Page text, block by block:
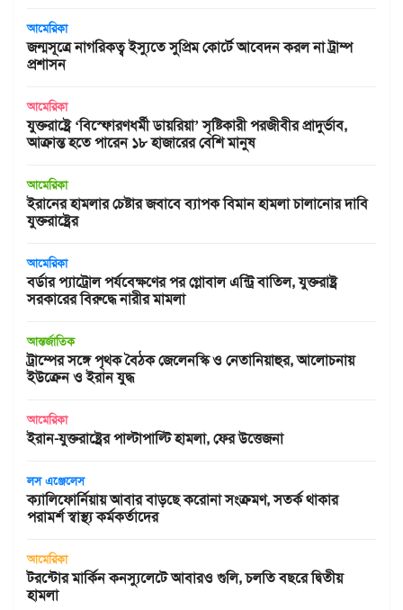
আমেরিকা
জন্মসূত্রে নাগরিকত্ব ইস্যুতে সুপ্রিম কোর্টে আবেদন করল না ট্রাম্প
প্রশাসন
আমেরিকা
যুক্তরাষ্ট্রে ‘বিস্ফোরণধর্মী ডায়রিয়া’ সৃষ্টিকারী পরজীবীর প্রাদুর্ভাব,
আক্রান্ত হতে পারেন ১৮ হাজারের বেশি মানুষ
আমেরিকা
ইরানের হামলার চেষ্টার জবাবে ব্যাপক বিমান হামলা চালানোর দাবি
যুক্তরাষ্ট্রের
আমেরিকা
বর্ডার প্যাট্রোল পর্যবেক্ষণের পর গ্লোবাল এন্ট্রি বাতিল, যুক্তরাষ্ট্র
সরকারের বিরুদ্ধে নারীর মামলা
আন্তর্জাতিক
ট্রাম্পের সঙ্গে পৃথক বৈঠক জেলেনস্কি ও নেতানিয়াহুর, আলোচনায়
ইউক্রেন ও ইরান যুদ্ধ
আমেরিকা
ইরান-যুক্তরাষ্ট্রের পাল্টাপাল্টি হামলা, ফের উত্তেজনা
লস এঞ্জেলেস
ক্যালিফোর্নিয়ায় আবার বাড়ছে করোনা সংক্রমণ, সতর্ক থাকার
পরামর্শ স্বাস্থ্য কর্মকর্তাদের
আমেরিকা
টরন্টোর মার্কিন কনস্যুলেটে আবারও গুলি, চলতি বছরে দ্বিতীয়
হামলা